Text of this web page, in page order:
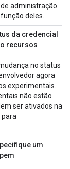
administração
deles.
da credencial
recursos
no status
agora
experimentais.
não estão
ser ativados na
um